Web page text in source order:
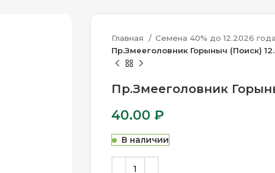
Главная Семена 40% до 12.2026 года
Пр.Змееголовник Горыныч (Поиск)
Пр.Змееголовник
40.00 ₽
В наличии